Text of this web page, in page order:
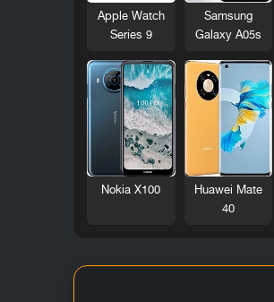
Samsung
Galaxy A05s
Apple Watch
Series 9
Huawei Mate
40
Nokia X100